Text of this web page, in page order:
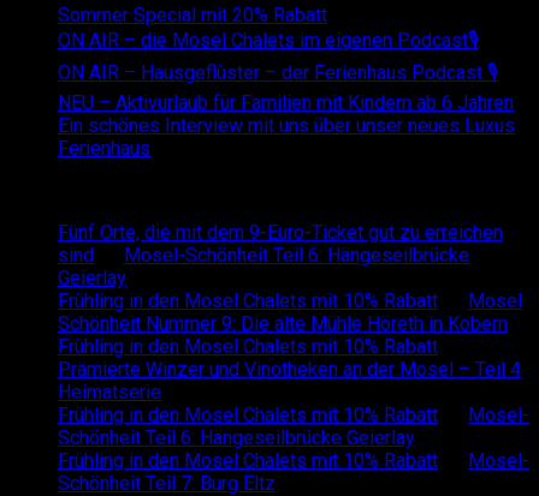
Sommer Special mit 20% Rabatt
ON AIR – die Mosel Chalets im eigenen Podcast🎙
ON AIR – Hausgeflüster – der Ferienhaus Podcast 🎙
NEU – Aktivurlaub für Familien mit Kindern ab 6 Jahren
Ein schönes Interview mit uns über unser neues Luxus
Ferienhaus
Fünf Orte, die mit dem 9-Euro-Ticket gut zu erreichen
sind
Mosel-Schönheit Teil 6: Hängeseilbrücke
Geierlay
Frühling in den Mosel Chalets mit 10% Rabatt
Mosel
Schönheit Nummer 9: Die alte Mühle Höreth in Kobern
Frühling in den Mosel Chalets mit 10% Rabatt
Prämierte Winzer und Vinotheken an der Mosel – Teil 4
Heimatserie
Frühling in den Mosel Chalets mit 10% Rabatt
Mosel-
Schönheit Teil 6: Hängeseilbrücke Geierlay
Frühling in den Mosel Chalets mit 10% Rabatt
Mosel-
Schönheit Teil 7: Burg Eltz